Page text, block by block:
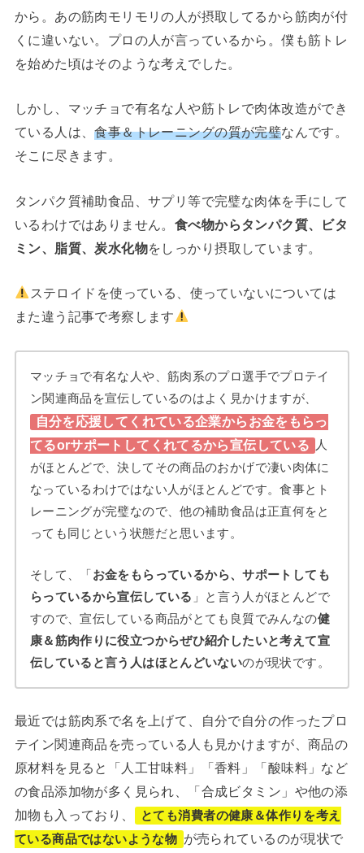
から。あの筋肉モリモリの人が摂取してるから筋肉が付
くに違いない。プロの人が言っているから。僕も筋トレ
を始めた頃はそのような考えでした。
しかし、マッチョで有名な人や筋トレで肉体改造ができ
ている人は、食事＆トレーニングの質が完璧なんです。
そこに尽きます。
タンパク質補助食品、サプリ等で完璧な肉体を手にして
いるわけではありません。 食べ物からタンパク質、ビタ
ミン、脂質、炭水化物をしっかり摂取しています。
ステロイドを使っている、使っていないについては
また違う記事で考察します
マッチョで有名な人や、筋肉系のプロ選手でプロテイ
ン関連商品を宣伝しているのはよく見かけますが、
自分を応援してくれている企業からお金をもらっ
てるorサポートしてくれてるから宣伝している
人
がほとんどで、決してその商品のおかげで凄い肉体に
なっているわけではない人がほとんどです。食事とト
レーニングが完璧なので、他の補助食品は正直何をと
っても同じという状態だと思います。
そして、「お金をもらっているから、サポートしても
らっているから宣伝している 」と言う人がほとんどで
すので、宣伝している商品がとても良質でみんなの健
康＆筋肉作りに役立つからぜひ紹介したいと考えて宣
伝していると言う人はほとんどいないのが現状です。
最近では筋肉系で名を上げて、自分で自分の作ったプロ
テイン関連商品を売っている人も見かけますが、商品の
原材料を見ると「人工甘味料」「香料」「酸味料」など
の食品添加物が多く見られ、「合成ビタミン」や他の添
加物も入っており、
とても消費者の健康＆体作りを考え
ている商品ではないような物 が売られているのが現状で